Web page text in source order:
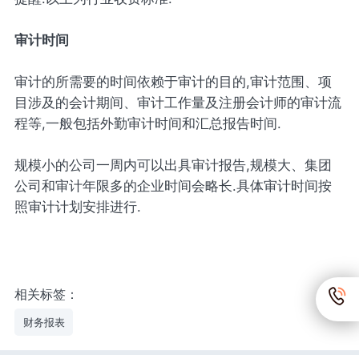
审计时间
审计的所需要的时间依赖于审计的目的,审计范围、项
目涉及的会计期间、审计工作量及注册会计师的审计流
程等,一般包括外勤审计时间和汇总报告时间.
规模小的公司一周内可以出具审计报告,规模大、集团
公司和审计年限多的企业时间会略长.具体审计时间按
照审计计划安排进行.
相关标签：
财务报表